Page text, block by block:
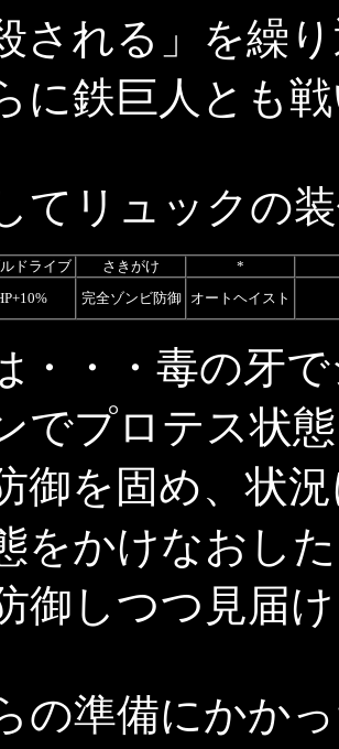
される」を繰
に鉄巨人とも
てリュックの
ドライブ さきがけ
*
完全ゾンビ防御 オートヘイスト
・・毒の牙
でプロテス状
御を固め、状
をかけなおし
御しつつ見届
準備にかか